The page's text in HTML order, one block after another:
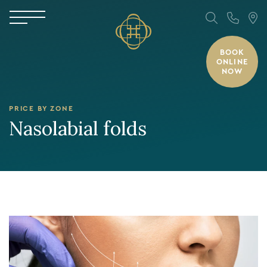
BOOK
ONLINE
NOW
PRICE BY ZONE
Nasolabial folds